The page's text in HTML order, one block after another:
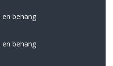
behang
behang